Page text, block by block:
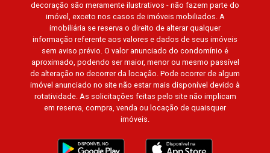
decoração são meramente ilustrativos - não fazem parte do
imóvel, exceto nos casos de imóveis mobiliados. A
imobiliária se reserva o direito de alterar qualquer
informação referente aos valores e dados de seus imóveis
sem aviso prévio. O valor anunciado do condomínio é
aproximado, podendo ser maior, menor ou mesmo passível
de alteração no decorrer da locação. Pode ocorrer de algum
imóvel anunciado no site não estar mais disponível devido à
rotatividade. As solicitações feitas pelo site não implicam
em reserva, compra, venda ou locação de quaisquer
imóveis.